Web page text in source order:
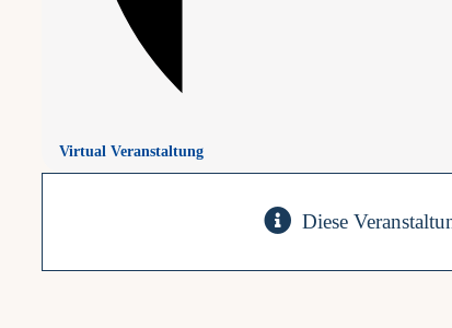
Virtual Veranstaltung
Diese